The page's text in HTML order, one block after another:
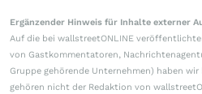
Ergänzender Hinweis für Inhalte externer
Auf die bei wallstreetONLINE
von Gastkommentatoren,
Gruppe gehörende Unternehmen) haben
gehören nicht der Redaktion von